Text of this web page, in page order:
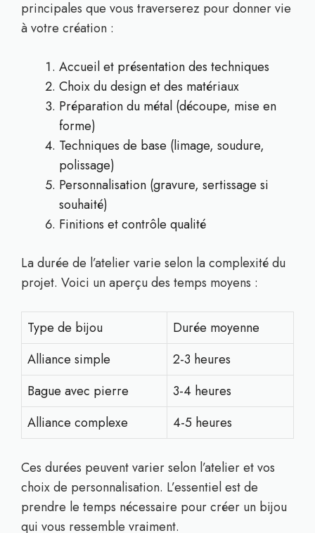
principales que vous traverserez pour donner vie
à votre création :
Accueil et présentation des techniques
Choix du design et des matériaux
Préparation du métal (découpe, mise en
forme)
Techniques de base (limage, soudure,
polissage)
Personnalisation (gravure, sertissage si
souhaité)
Finitions et contrôle qualité
La durée de l’atelier varie selon la complexité du
projet. Voici un aperçu des temps moyens :
Type de bijou
Durée moyenne
Alliance simple
2-3 heures
Bague avec pierre
3-4 heures
Alliance complexe
4-5 heures
Ces durées peuvent varier selon l’atelier et vos
choix de personnalisation. L’essentiel est de
prendre le temps nécessaire pour créer un bijou
qui vous ressemble vraiment.